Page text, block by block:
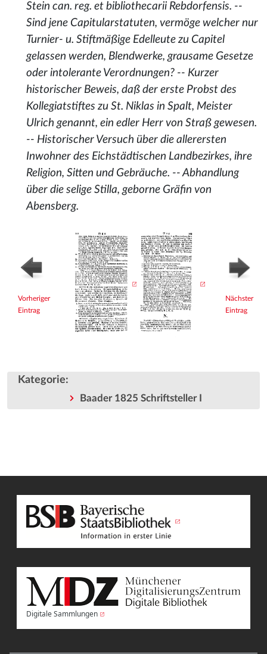
Stein can. reg. et bibliothecarii Rebdorfensis. --
Sind jene Capitularstatuten, vermöge welcher nur
Turnier- u. Stiftmäßige Edelleute zu Capitel
gelassen werden, Blendwerke, grausame Gesetze
oder intolerante Verordnungen? -- Kurzer
historischer Beweis, daß der erste Probst des
Kollegiatstiftes zu St. Niklas in Spalt, Meister
Ulrich genannt, ein edler Herr von Straß gewesen.
-- Historischer Versuch über die allerersten
Inwohner des Eichstädtischen Landbezirkes, ihre
Religion, Sitten und Gebräuche. -- Abhandlung
über die selige Stilla, geborne Gräfin von
Abensberg.
Vorheriger
Eintrag
Nächster
Eintrag
Kategorie:
Baader 1825 Schriftsteller I
Digitale Sammlungen